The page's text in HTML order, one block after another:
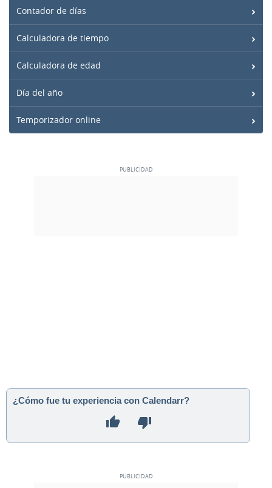
Contador de días
Calculadora de tiempo
Calculadora de edad
Día del año
Temporizador online
¿Cómo fue tu experiencia con Calendarr?